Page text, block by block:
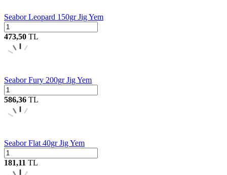
Seabor Leopard 150gr Jig Yem
473,50 TL
Seabor Fury 200gr Jig Yem
586,36 TL
Seabor Flat 40gr Jig Yem
181,11 TL